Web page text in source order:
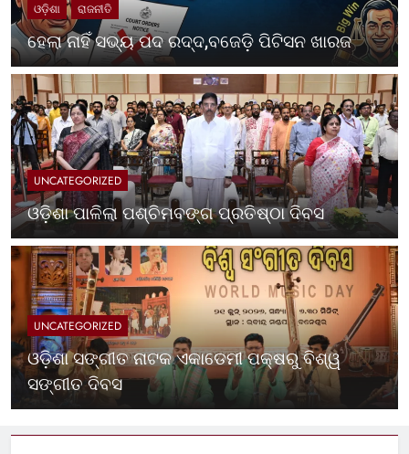
ଓଡ଼ିଶା ରାଜନୀତି
ହେଲା ନାହିଁ ସଭ୍ୟ ପଦ ରଦ୍ଦ,ବଜେଡ଼ି ପିଟିସନ ଖାରଜ
UNCATEGORIZED
ଓଡ଼ିଶା ପାଳିଲା ପଶ୍ଚିମବଙ୍ଗ ପ୍ରତିଷ୍ଠା ଦିବସ
UNCATEGORIZED
ଓଡ଼ିଶା ସଙ୍ଗୀତ ନାଟକ ଏକାଡେମୀ ପକ୍ଷରୁ ବିଶ୍ୱ
ସଙ୍ଗୀତ ଦିବସ